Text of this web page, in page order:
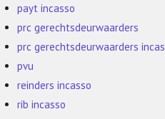
payt incasso
prc gerechtsdeurwaarders
prc gerechtsdeurwaarders
pvu
reinders incasso
rib incasso